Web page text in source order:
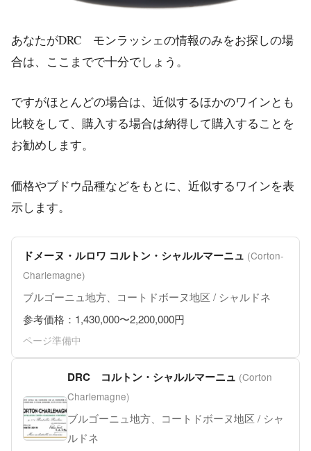
あなたがDRC モンラッシェの情報のみをお探しの場
合は、ここまでで十分でしょう。
ですがほとんどの場合は、近似するほかのワインとも
比較をして、購入する場合は納得して購入することを
お勧めします。
価格やブドウ品種などをもとに、近似するワインを表
示します。
ドメーヌ・ルロワ コルトン・シャルルマーニュ (Corton-
Charlemagne)
ブルゴーニュ地方、コートドボーヌ地区 / シャルドネ
参考価格：1,430,000〜2,200,000円
ページ準備中
DRC コルトン・シャルルマーニュ (Corton
Charlemagne)
ブルゴーニュ地方、コートドボーヌ地区 / シャ
ルドネ